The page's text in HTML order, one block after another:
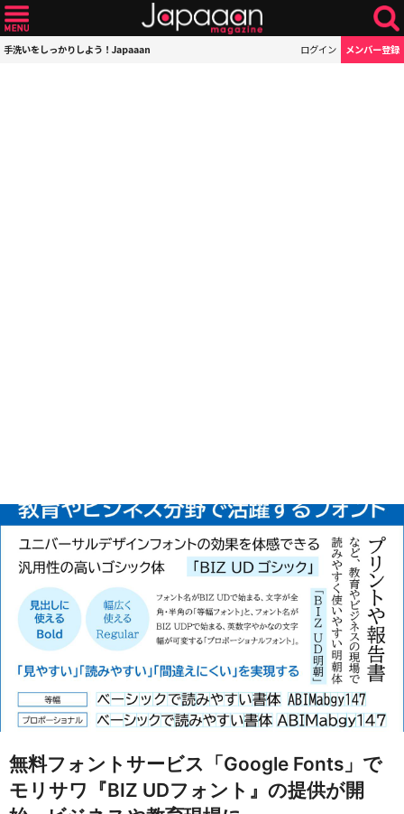
手洗いをしっかりしよう！Japaaan ログイン メンバー登録
無料フォントサービス「Google Fonts」で
モリサワ『BIZ UDフォント』の提供が開